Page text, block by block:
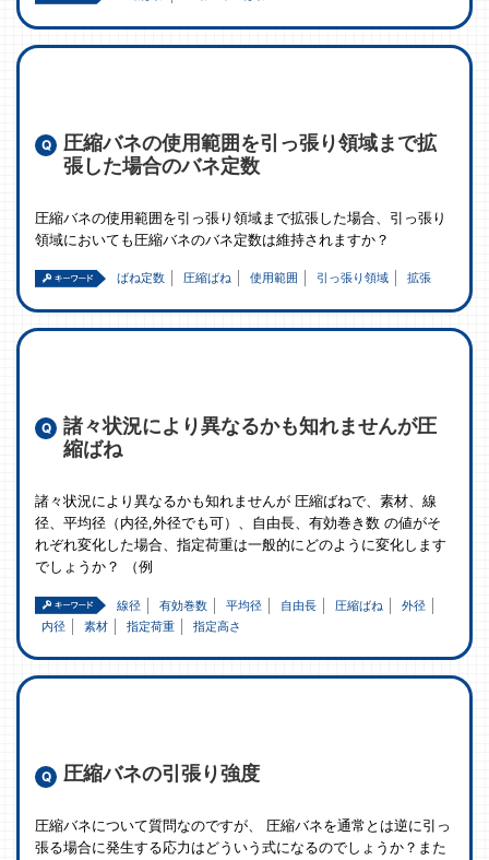
圧縮バネの使用範囲を引っ張り領域まで拡
張した場合のバネ定数
圧縮バネの使用範囲を引っ張り領域まで拡張した場合、引っ張り
領域においても圧縮バネのバネ定数は維持されますか？
ばね定数 圧縮ばね 使用範囲 引っ張り領域 拡張
諸々状況により異なるかも知れませんが圧
縮ばね
諸々状況により異なるかも知れませんが 圧縮ばねで、素材、線
径、平均径（内径,外径でも可）、自由長、有効巻き数 の値がそ
れぞれ変化した場合、指定荷重は一般的にどのように変化します
でしょうか？ （例
線径 有効巻数 平均径 自由長 圧縮ばね
外径
内径
素材 指定荷重 指定高さ
圧縮バネの引張り強度
圧縮バネについて質問なのですが、 圧縮バネを通常とは逆に引っ
張る場合に発生する応力はどういう式になるのでしょうか？また